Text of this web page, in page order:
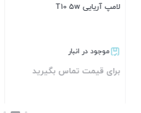
لامپ آریایی T10 5w
موجود در انبار
برای قیمت تماس بگیرید